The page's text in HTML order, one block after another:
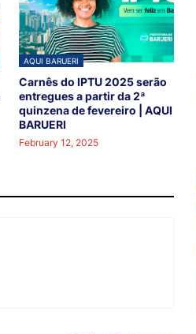
AQUI BARUERI
Carnês do IPTU 2025 serão
entregues a partir da 2ª
quinzena de fevereiro | AQUI
BARUERI
February 12, 2025